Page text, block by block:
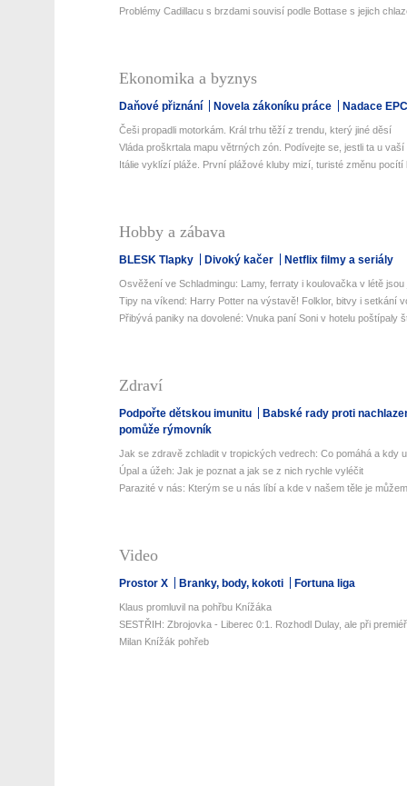
Problémy Cadillacu s brzdami souvisí podle Bottase s jejich
Ekonomika a byznys
Daňové přiznání Novela zákoníku práce Nadace
Češi propadli motorkám. Král trhu těží z trendu, který jiné děsí
Vláda proškrtala mapu větrných zón. Podívejte se, jestli ta u vaší
Itálie vyklízí pláže. První plážové kluby mizí, turisté změnu pocítí
Hobby a zábava
BLESK Tlapky Divoký kačer Netflix filmy a seriály
Osvěžení ve Schladmingu: Lamy, ferraty i koulovačka v létě jsou
Tipy na víkend: Harry Potter na výstavě! Folklor, bitvy i setkání
Přibývá paniky na dovolené: Vnuka paní Soni v hotelu poštípaly
Zdraví
Podpořte dětskou imunitu
Babské rady proti
pomůže rýmovník
Jak se zdravě zchladit v tropických vedrech: Co pomáhá a kdy
Úpal a úžeh: Jak je poznat a jak se z nich rychle vyléčit
Parazité v nás: Kterým se u nás líbí a kde v našem těle je
Video
Prostor X Branky, body, kokoti Fortuna liga
Klaus promluvil na pohřbu Knížáka
SESTŘIH: Zbrojovka - Liberec 0:1. Rozhodl Dulay, ale při
Milan Knížák pohřeb